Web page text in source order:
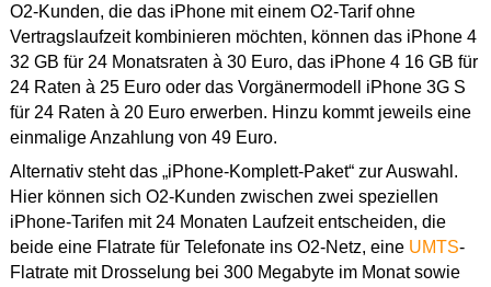
O2-Kunden, die das iPhone mit einem O2-Tarif ohne
Vertragslaufzeit kombinieren möchten, können das iPhone 4
32 GB für 24 Monatsraten à 30 Euro, das iPhone 4 16 GB für
24 Raten à 25 Euro oder das Vorgänermodell iPhone 3G S
für 24 Raten à 20 Euro erwerben. Hinzu kommt jeweils eine
einmalige Anzahlung von 49 Euro.
Alternativ steht das „iPhone-Komplett-Paket“ zur Auswahl.
Hier können sich O2-Kunden zwischen zwei speziellen
iPhone-Tarifen mit 24 Monaten Laufzeit entscheiden, die
beide eine Flatrate für Telefonate ins O2-Netz, eine UMTS-
Flatrate mit Drosselung bei 300 Megabyte im Monat sowie